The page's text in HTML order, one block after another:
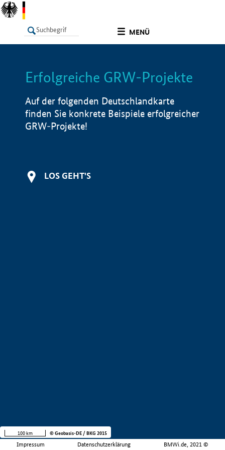
MENÜ
LISTE Info
Erfolgreiche GRW-Projekte
Auf der folgenden Deutschlandkarte
finden Sie konkrete Beispiele erfolgreicher
GRW-Projekte!
LOS GEHT'S
Impressum Datenschutzerklärung BMWi.de, 2021 ©
100 km © Geobasis-DE / BKG 2015